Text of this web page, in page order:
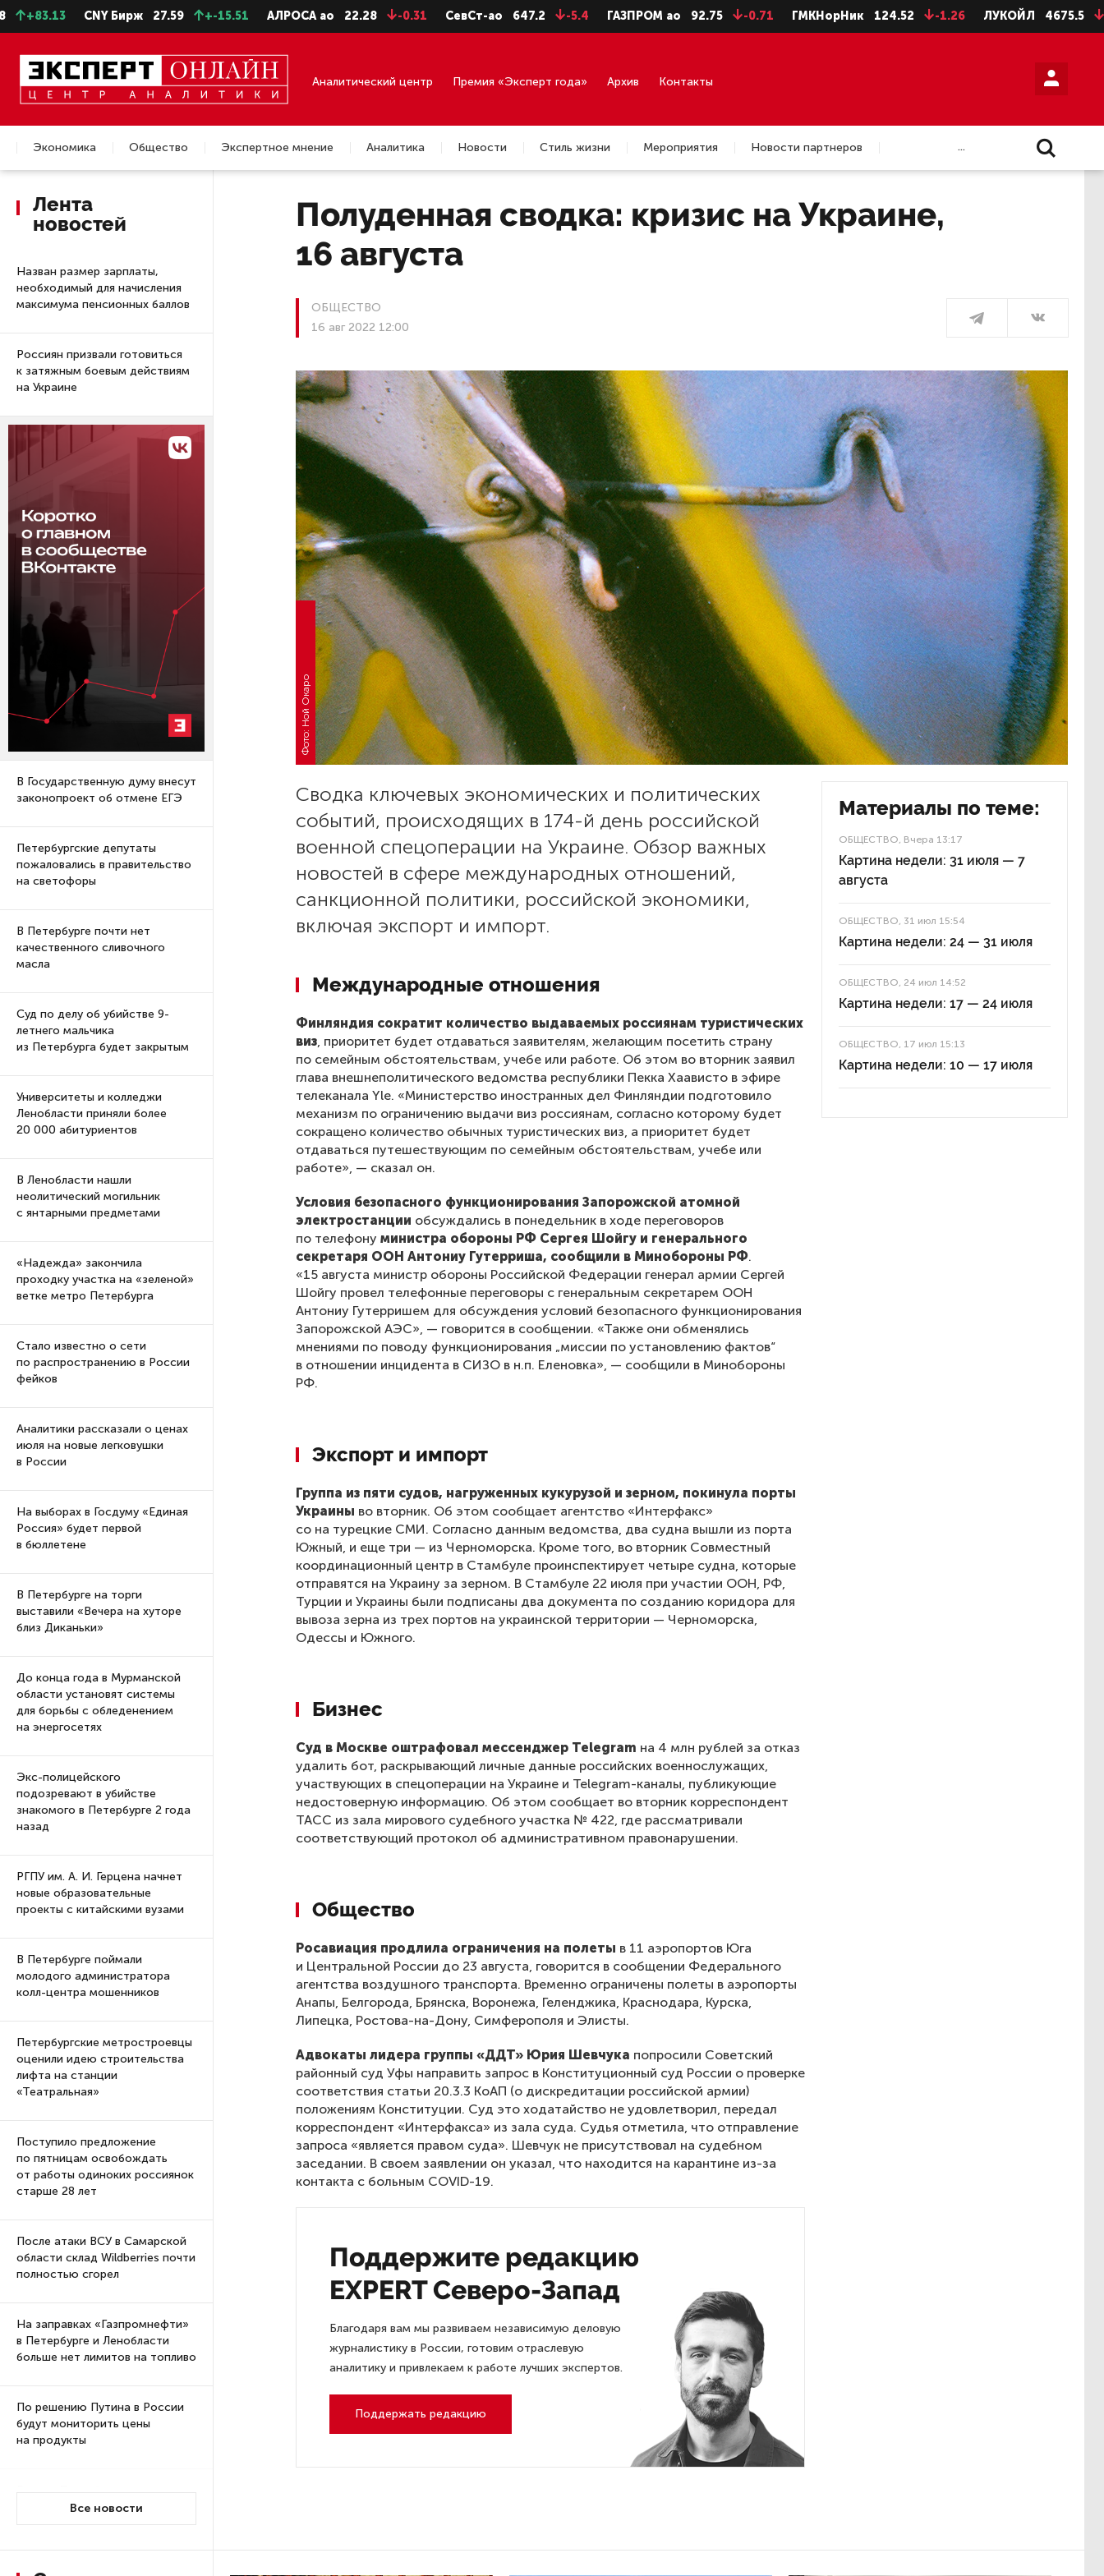
CNY Бирж 27.59 +-15.51 АЛРОСА ао 22.28 -0.31 СевСт-ао 647.2 -5.4 ГАЗПРОМ ао 92.75 -0.71 ГМКНорНик 124.52 -1.26 ЛУКОЙЛ 4675.5 -28.5
Аналитический центр Премия «Эксперт года» Архив Контакты
Экономика Общество Экспертное мнение Аналитика Новости Стиль жизни Мероприятия
Новости партнеров
Недвижимость
...
Лента
новостей
Назван размер зарплаты,
необходимый для начисления
максимума пенсионных баллов
Россиян призвали готовиться
к затяжным боевым действиям
на Украине
В Государственную думу внесут
законопроект об отмене ЕГЭ
Петербургские депутаты
пожаловались в правительство
на светофоры
В Петербурге почти нет
качественного сливочного
масла
Суд по делу об убийстве 9-
летнего мальчика
из Петербурга будет закрытым
Университеты и колледжи
Ленобласти приняли более
20 000 абитуриентов
В Ленобласти нашли
неолитический могильник
с янтарными предметами
«Надежда» закончила
проходку участка на «зеленой»
ветке метро Петербурга
Стало известно о сети
по распространению в России
фейков
Аналитики рассказали о ценах
июля на новые легковушки
в России
На выборах в Госдуму «Единая
Россия» будет первой
в бюллетене
В Петербурге на торги
выставили «Вечера на хуторе
близ Диканьки»
До конца года в Мурманской
области установят системы
для борьбы с обледенением
на энергосетях
Экс-полицейского
подозревают в убийстве
знакомого в Петербурге 2 года
назад
РГПУ им. А. И. Герцена начнет
новые образовательные
проекты с китайскими вузами
В Петербурге поймали
молодого администратора
колл-центра мошенников
Петербургские метростроевцы
оценили идею строительства
лифта на станции
«Театральная»
Поступило предложение
по пятницам освобождать
от работы одиноких россиянок
старше 28 лет
После атаки ВСУ в Самарской
области склад Wildberries почти
полностью сгорел
На заправках «Газпромнефти»
в Петербурге и Ленобласти
больше нет лимитов на топливо
По решению Путина в России
будут мониторить цены
на продукты
о «скоординированных атаках»
Все новости
Полуденная сводка: кризис на Украине,
16 августа
ОБЩЕСТВО
16 авг 2022 12:00
Фото: Ной Окаро
Сводка ключевых экономических и политических
событий, происходящих в 174-й день российской
военной спецоперации на Украине. Обзор важных
новостей в сфере международных отношений,
санкционной политики, российской экономики,
включая экспорт и импорт.
Международные отношения
Финляндия сократит количество выдаваемых россиянам туристических
виз, приоритет будет отдаваться заявителям, желающим посетить страну
по семейным обстоятельствам, учебе или работе. Об этом во вторник заявил
глава внешнеполитического ведомства республики Пекка Хаависто в эфире
телеканала Yle. «Министерство иностранных дел Финляндии подготовило
механизм по ограничению выдачи виз россиянам, согласно которому будет
сокращено количество обычных туристических виз, а приоритет будет
отдаваться путешествующим по семейным обстоятельствам, учебе или
работе», — сказал он.
Условия безопасного функционирования Запорожской атомной
электростанции обсуждались в понедельник в ходе переговоров
по телефону министра обороны РФ Сергея Шойгу и генерального
секретаря ООН Антониу Гутерриша, сообщили в Минобороны РФ.
«15 августа министр обороны Российской Федерации генерал армии Сергей
Шойгу провел телефонные переговоры с генеральным секретарем ООН
Антониу Гутерришем для обсуждения условий безопасного функционирования
Запорожской АЭС», — говорится в сообщении. «Также они обменялись
мнениями по поводу функционирования „миссии по установлению фактов“
в отношении инцидента в СИЗО в н.п. Еленовка», — сообщили в Минобороны
РФ.
Экспорт и импорт
Группа из пяти судов, нагруженных кукурузой и зерном, покинула порты
Украины во вторник. Об этом сообщает агентство «Интерфакс»
со на турецкие СМИ. Согласно данным ведомства, два судна вышли из порта
Южный, и еще три — из Черноморска. Кроме того, во вторник Совместный
координационный центр в Стамбуле проинспектирует четыре судна, которые
отправятся на Украину за зерном. В Стамбуле 22 июля при участии ООН, РФ,
Турции и Украины были подписаны два документа по созданию коридора для
вывоза зерна из трех портов на украинской территории — Черноморска,
Одессы и Южного.
Бизнес
Суд в Москве оштрафовал мессенджер Telegram на 4 млн рублей за отказ
удалить бот, раскрывающий личные данные российских военнослужащих,
участвующих в спецоперации на Украине и Telegram-каналы, публикующие
недостоверную информацию. Об этом сообщает во вторник корреспондент
ТАСС из зала мирового судебного участка № 422, где рассматривали
соответствующий протокол об административном правонарушении.
Общество
Росавиация продлила ограничения на полеты в 11 аэропортов Юга
и Центральной России до 23 августа, говорится в сообщении Федерального
агентства воздушного транспорта. Временно ограничены полеты в аэропорты
Анапы, Белгорода, Брянска, Воронежа, Геленджика, Краснодара, Курска,
Липецка, Ростова-на-Дону, Симферополя и Элисты.
Адвокаты лидера группы «ДДТ» Юрия Шевчука попросили Советский
районный суд Уфы направить запрос в Конституционный суд России о проверке
соответствия статьи 20.3.3 КоАП (о дискредитации российской армии)
положениям Конституции. Суд это ходатайство не удовлетворил, передал
корреспондент «Интерфакса» из зала суда. Судья отметила, что отправление
запроса «является правом суда». Шевчук не присутствовал на судебном
заседании. В своем заявлении он указал, что находится на карантине из-за
контакта с больным COVID-19.
Поддержите редакцию
EXPERT Северо-Запад
Благодаря вам мы развиваем независимую деловую
журналистику в России, готовим отраслевую
аналитику и привлекаем к работе лучших экспертов.
Поддержать редакцию
Материалы по теме:
ОБЩЕСТВО, Вчера 13:17
Картина недели: 31 июля — 7
августа
ОБЩЕСТВО, 31 июл 15:54
Картина недели: 24 — 31 июля
ОБЩЕСТВО, 24 июл 14:52
Картина недели: 17 — 24 июля
ОБЩЕСТВО, 17 июл 15:13
Картина недели: 10 — 17 июля